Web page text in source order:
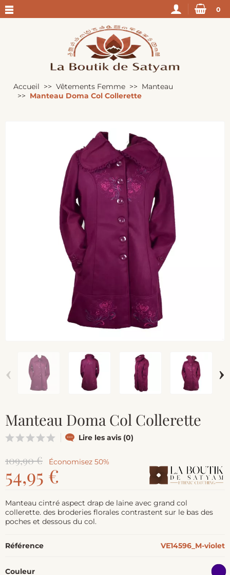
0
Accueil Vêtements Femme
Manteau
Manteau Doma Col Collerette
‹ ›
Manteau Doma Col Collerette
Lire les avis (0)
109,90 € Économisez 50%
54,95 €
Manteau cintré aspect drap de laine avec grand col
collerette. des broderies florales contrastent sur le bas des
poches et dessous du col.
Référence VE14596_M-violet
Couleur